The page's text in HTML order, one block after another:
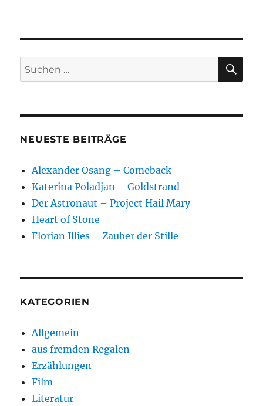
Suchen
nach:
NEUESTE BEITRÄGE
Alexander Osang – Comeback
Katerina Poladjan – Goldstrand
Der Astronaut – Project Hail Mary
Heart of Stone
Florian Illies – Zauber der Stille
KATEGORIEN
Allgemein
aus fremden Regalen
Erzählungen
Film
Literatur